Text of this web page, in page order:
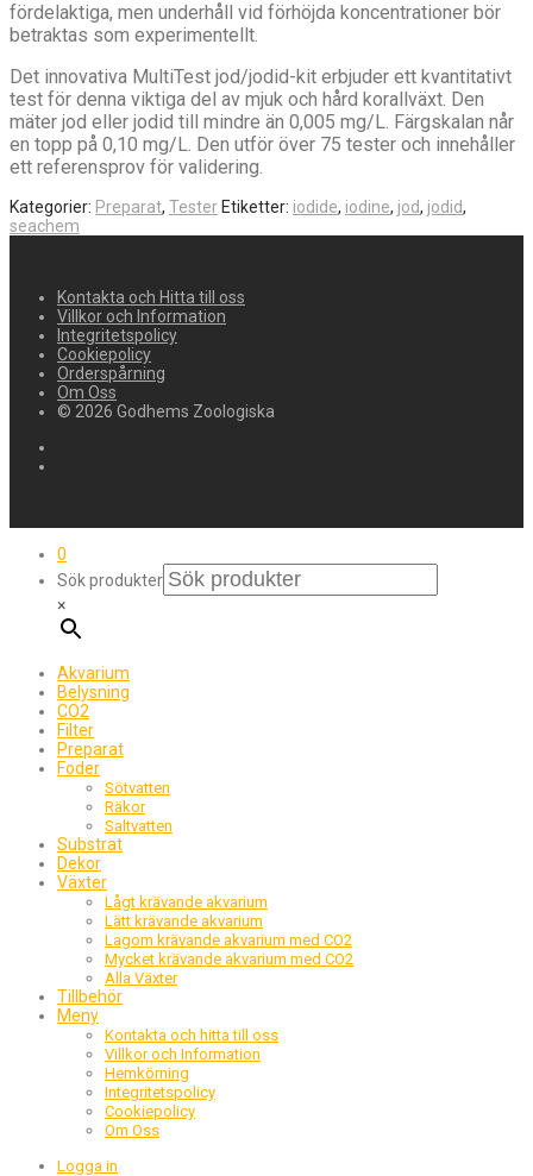
fördelaktiga, men underhåll vid förhöjda koncentrationer bör
betraktas som experimentellt.
Det innovativa MultiTest jod/jodid-kit erbjuder ett kvantitativt
test för denna viktiga del av mjuk och hård korallväxt. Den
mäter jod eller jodid till mindre än 0,005 mg/L. Färgskalan når
en topp på 0,10 mg/L. Den utför över 75 tester och innehåller
ett referensprov för validering.
Kategorier: Preparat, TesterEtiketter: iodide, iodine, jod, jodid,
seachem
Kontakta och Hitta till oss
Villkor och Information
Integritetspolicy
Cookiepolicy
Orderspårning
Om Oss
© 2026 Godhems Zoologiska
0
Sök produkter
×
Akvarium
Belysning
CO2
Filter
Preparat
Foder
Sötvatten
Räkor
Saltvatten
Substrat
Dekor
Växter
Lågt krävande akvarium
Lätt krävande akvarium
Lagom krävande akvarium med CO2
Mycket krävande akvarium med CO2
Alla Växter
Tillbehör
Meny
Kontakta och hitta till oss
Villkor och Information
Hemkörning
Integritetspolicy
Cookiepolicy
Om Oss
Logga in